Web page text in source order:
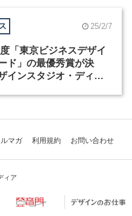
25/2/7
「東京ビジネスデザイ
ド」の最優秀賞が決
インスタジオ・ディノ
ルマガ 利用規約 お問い合わせ
ィア